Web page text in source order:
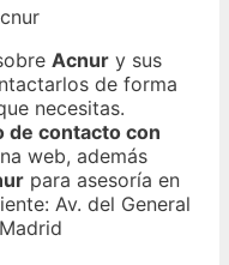
Acnur y sus
de forma
necesitas.
de contacto con
web, además
para asesoría en
Av. del General